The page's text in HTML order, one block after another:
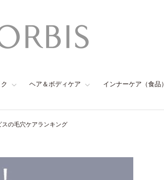
ヘア＆ボディケア インナーケア（食品）
の毛穴ケアランキング